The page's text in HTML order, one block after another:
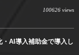
100626 views
AI導入補助金で導入し